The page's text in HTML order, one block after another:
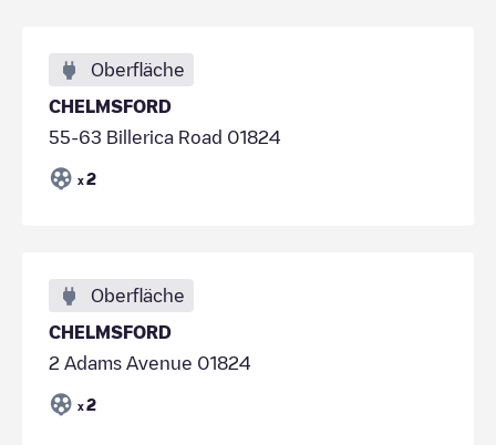
Oberfläche
CHELMSFORD
55-63 Billerica Road 01824
x 2
Oberfläche
CHELMSFORD
2 Adams Avenue 01824
x 2